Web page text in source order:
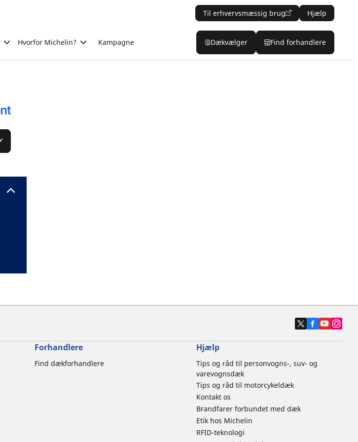
Til erhvervsmæssig brug Hjælp
Hvorfor Michelin? Kampagne Dækvælger Find forhandlere
Forhandlere
Find dækforhandlere
Hjælp
Tips og råd til personvogns-, suv- og
varevognsdæk
Tips og råd til motorcykeldæk
Kontakt os
Brandfarer forbundet med dæk
Etik hos Michelin
RFID-teknologi